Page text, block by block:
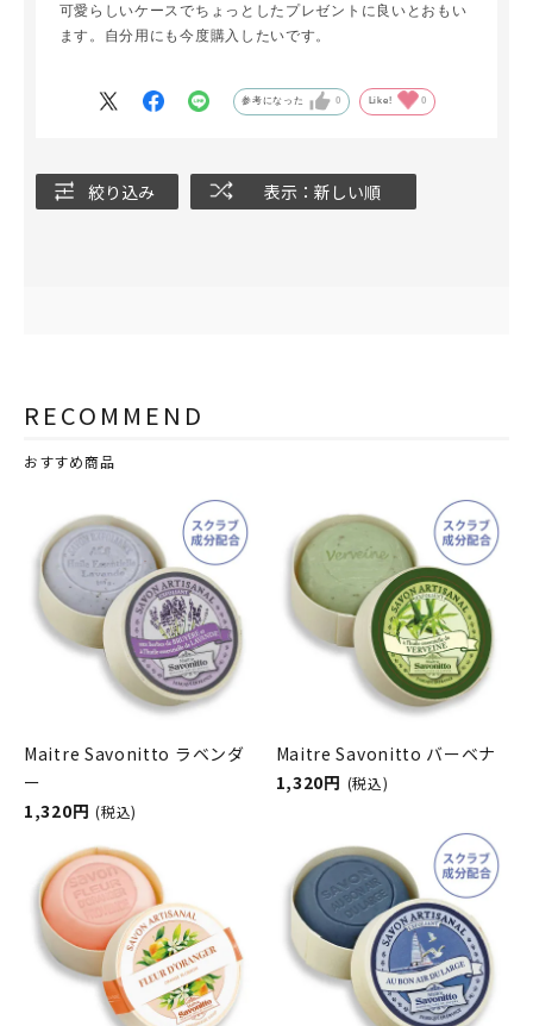
可愛らしいケースでちょっとしたプレゼントに良いとおもい
ます。自分用にも今度購入したいです。
参考になった 0 Like! 0
絞り込み 表示：新しい順
RECOMMEND
おすすめ商品
Maitre Savonitto ラベンダ
ー
1,320円 (税込)
Maitre Savonitto バーベナ
1,320円 (税込)